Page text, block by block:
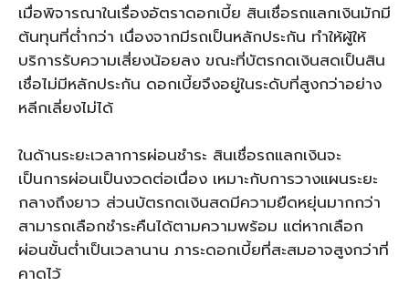
เมื่อพิจารณาในเรื่องอัตราดอกเบี้ย สินเชื่อรถแลกเงินมักมี
ต้นทุนที่ต่ำกว่า เนื่องจากมีรถเป็นหลักประกัน ทำให้ผู้ให้
บริการรับความเสี่ยงน้อยลง ขณะที่บัตรกดเงินสดเป็นสิน
เชื่อไม่มีหลักประกัน ดอกเบี้ยจึงอยู่ในระดับที่สูงกว่าอย่าง
หลีกเลี่ยงไม่ได้
ในด้านระยะเวลาการผ่อนชำระ สินเชื่อรถแลกเงินจะ
เป็นการผ่อนเป็นงวดต่อเนื่อง เหมาะกับการวางแผนระยะ
กลางถึงยาว ส่วนบัตรกดเงินสดมีความยืดหยุ่นมากกว่า
สามารถเลือกชำระคืนได้ตามความพร้อม แต่หากเลือก
ผ่อนขั้นต่ำเป็นเวลานาน ภาระดอกเบี้ยที่สะสมอาจสูงกว่าที่
คาดไว้